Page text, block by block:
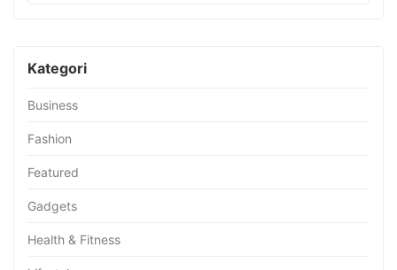
Kategori
Business
Fashion
Featured
Gadgets
Health & Fitness